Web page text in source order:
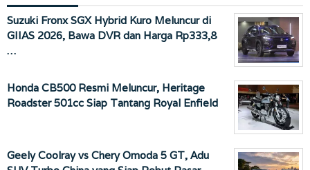
Suzuki Fronx SGX Hybrid Kuro Meluncur di
GIIAS 2026, Bawa DVR dan Harga Rp333,8
…
Honda CB500 Resmi Meluncur, Heritage
Roadster 501cc Siap Tantang Royal Enfield
Geely Coolray vs Chery Omoda 5 GT, Adu